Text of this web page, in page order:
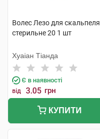
Волес Лезо для скальпеля
стерильне 20 1 шт
Хуаіан Тіанда
Є в наявності
від 3.05 грн
КУПИТИ